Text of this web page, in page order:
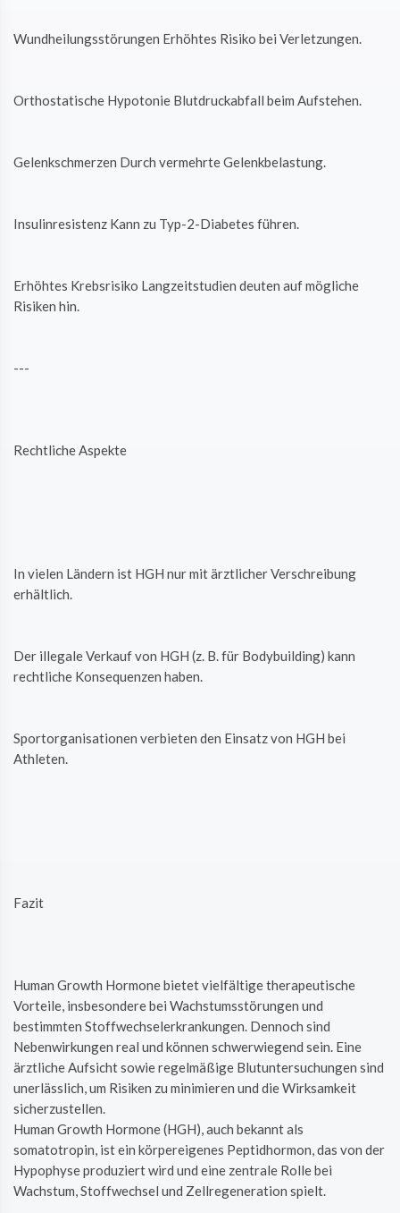
Wundheilungsstörungen Erhöhtes Risiko bei Verletzungen.
Orthostatische Hypotonie Blutdruckabfall beim Aufstehen.
Gelenkschmerzen Durch vermehrte Gelenkbelastung.
Insulinresistenz Kann zu Typ-2-Diabetes führen.
Erhöhtes Krebsrisiko Langzeitstudien deuten auf mögliche
Risiken hin.
---
Rechtliche Aspekte
In vielen Ländern ist HGH nur mit ärztlicher Verschreibung
erhältlich.
Der illegale Verkauf von HGH (z. B. für Bodybuilding) kann
rechtliche Konsequenzen haben.
Sportorganisationen verbieten den Einsatz von HGH bei
Athleten.
Fazit
Human Growth Hormone bietet vielfältige therapeutische
Vorteile, insbesondere bei Wachstumsstörungen und
bestimmten Stoffwechselerkrankungen. Dennoch sind
Nebenwirkungen real und können schwerwiegend sein. Eine
ärztliche Aufsicht sowie regelmäßige Blutuntersuchungen sind
unerlässlich, um Risiken zu minimieren und die Wirksamkeit
sicherzustellen.
Human Growth Hormone (HGH), auch bekannt als
somatotropin, ist ein körpereigenes Peptidhormon, das von der
Hypophyse produziert wird und eine zentrale Rolle bei
Wachstum, Stoffwechsel und Zellregeneration spielt.